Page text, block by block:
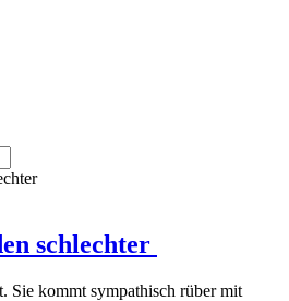
schlechter
Sie kommt sympathisch rüber mit